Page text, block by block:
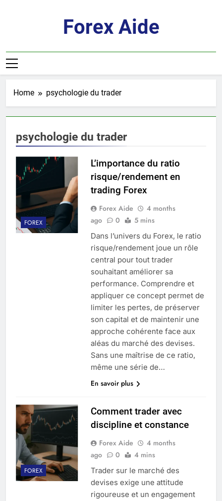
Forex Aide
Home psychologie du trader
psychologie du trader
FOREX
L’importance du ratio
risque/rendement en
trading Forex
Forex Aide
4 months
ago
0 5 mins
Dans l’univers du Forex, le ratio
risque/rendement joue un rôle
central pour tout trader
souhaitant améliorer sa
performance. Comprendre et
appliquer ce concept permet de
limiter les pertes, de préserver
son capital et de maintenir une
approche cohérente face aux
aléas du marché des devises.
Sans une maîtrise de ce ratio,
même une série de…
En savoir plus
FOREX
Comment trader avec
discipline et constance
Forex Aide
4 months
ago
0 4 mins
Trader sur le marché des
devises exige une attitude
rigoureuse et un engagement